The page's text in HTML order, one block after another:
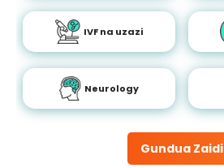
Gundua Zaidi
IVF na uzazi
Neurology